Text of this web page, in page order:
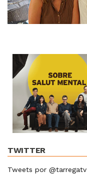
TWITTER
Tweets por @tarregatv